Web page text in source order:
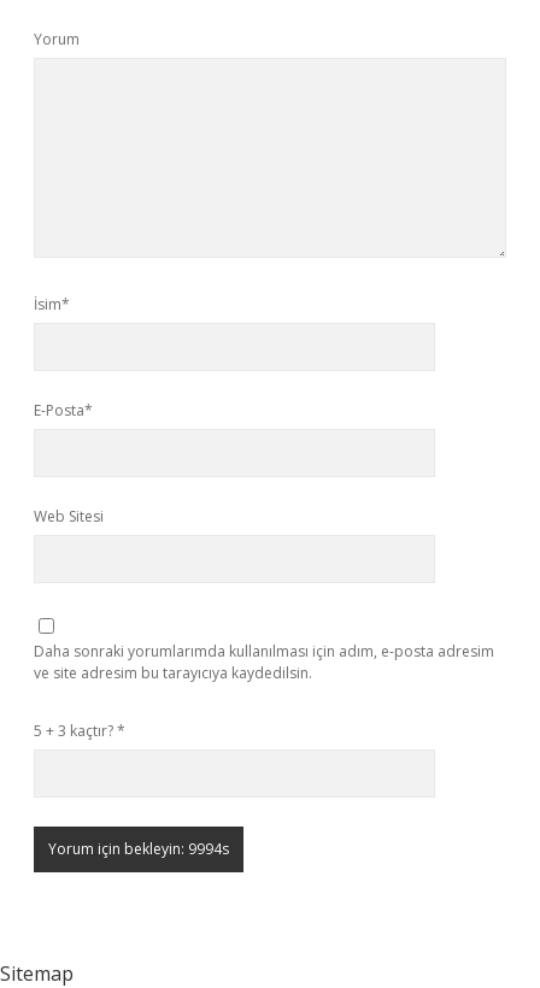
Yorum
İsim*
E-Posta*
Web Sitesi
Daha sonraki yorumlarımda kullanılması için adım, e-posta adresim
ve site adresim bu tarayıcıya kaydedilsin.
5 + 3 kaçtır?*
Sitemap